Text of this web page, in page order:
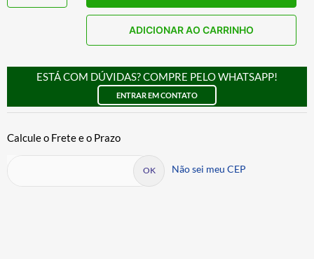
ADICIONAR AO CARRINHO
ESTÁ COM DÚVIDAS? COMPRE PELO WHATSAPP!
ENTRAR EM CONTATO
Não sei meu CEP